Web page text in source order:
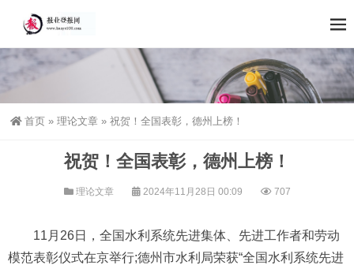
首页 » 理论文章 » 祝贺！全国表彰，德州上榜！
祝贺！全国表彰，德州上榜！
理论文章 2024年11月28日 00:09 707
11月26日，全国水利系统先进集体、先进工作者和劳动
模范表彰仪式在京举行;德州市水利局荣获“全国水利系统先进